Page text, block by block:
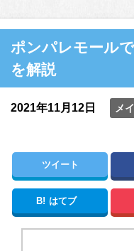
ポンパレモール
を解説
2021年11月12日 メ
ツイート
B! はてブ